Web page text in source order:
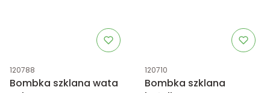
Kod produktu
120788
Bombka szklana wata
Kod produktu
120710
Bombka szklana